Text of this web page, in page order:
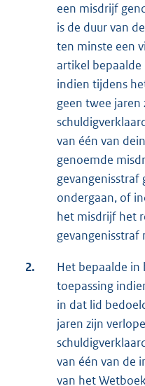
een misdrijf
is de duur van
ten minste een
artikel bepaalde
indien tijdens
geen twee jaren
van één van
genoemde
ondergaan, of
het misdrijf het
gevangenisstraf
2.
Het bepaalde in
toepassing
in dat lid
jaren zijn
van één van de
van het